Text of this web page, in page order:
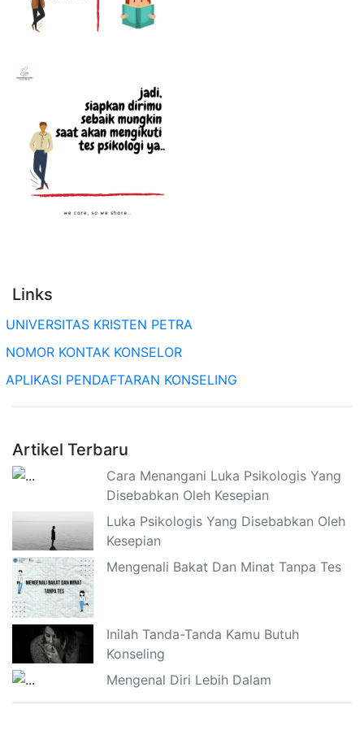
Links
UNIVERSITAS KRISTEN PETRA
NOMOR KONTAK KONSELOR
APLIKASI PENDAFTARAN KONSELING
Artikel Terbaru
Cara Menangani Luka Psikologis Yang
Disebabkan Oleh Kesepian
Luka Psikologis Yang Disebabkan Oleh
Kesepian
Mengenali Bakat Dan Minat Tanpa Tes
Inilah Tanda-Tanda Kamu Butuh
Konseling
Mengenal Diri Lebih Dalam